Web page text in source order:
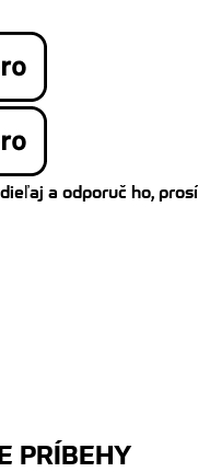
a odporuč ho,
PRÍBEHY